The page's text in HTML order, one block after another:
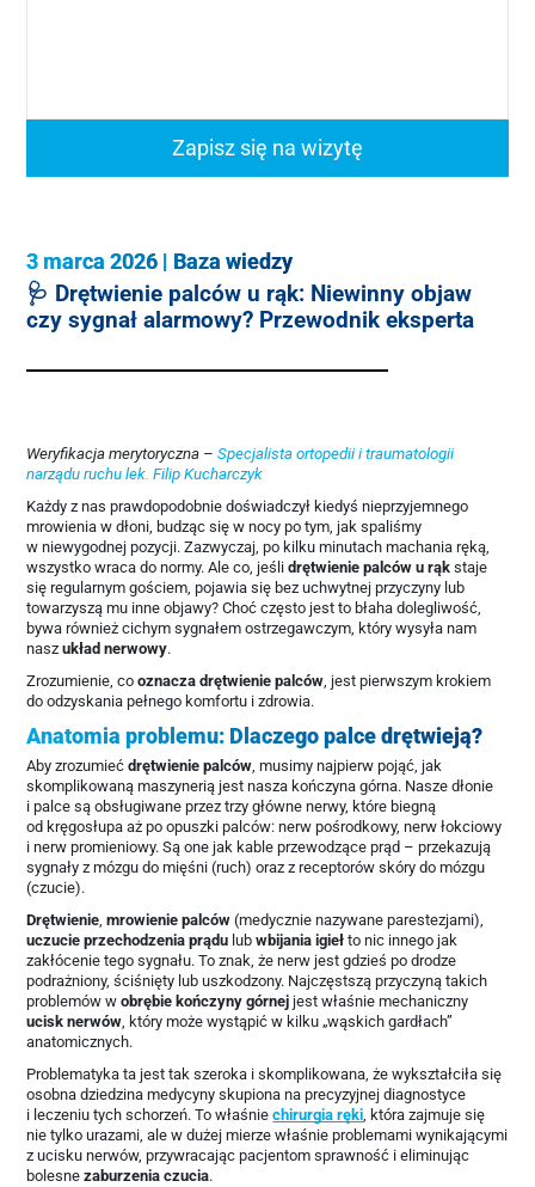
Zapisz się na wizytę
3 marca 2026 | Baza wiedzy
🩺 Drętwienie palców u rąk: Niewinny objaw
czy sygnał alarmowy? Przewodnik eksperta
Weryfikacja merytoryczna –Specjalista ortopedii i traumatologii
narządu ruchu lek. Filip Kucharczyk
Każdy z nas prawdopodobnie doświadczył kiedyś nieprzyjemnego
mrowienia w dłoni, budząc się w nocy po tym, jak spaliśmy
w niewygodnej pozycji. Zazwyczaj, po kilku minutach machania ręką,
wszystko wraca do normy. Ale co, jeślidrętwienie palców u rąk staje
się regularnym gościem, pojawia się bez uchwytnej przyczyny lub
towarzyszą mu inne objawy? Choć często jest to błaha dolegliwość,
bywa również cichym sygnałem ostrzegawczym, który wysyła nam
naszukład nerwowy.
Zrozumienie, cooznacza drętwienie palców, jest pierwszym krokiem
do odzyskania pełnego komfortu i zdrowia.
Anatomia problemu: Dlaczego palce drętwieją?
Aby zrozumiećdrętwienie palców, musimy najpierw pojąć, jak
skomplikowaną maszynerią jest nasza kończyna górna. Nasze dłonie
i palce są obsługiwane przez trzy główne nerwy, które biegną
od kręgosłupa aż po opuszki palców: nerw pośrodkowy, nerw łokciowy
i nerw promieniowy. Są one jak kable przewodzące prąd – przekazują
sygnały z mózgu do mięśni (ruch) oraz z receptorów skóry do mózgu
(czucie).
Drętwienie,mrowienie palców (medycznie nazywane parestezjami),
uczucie przechodzenia prądu lubwbijania igieł to nic innego jak
zakłócenie tego sygnału. To znak, że nerw jest gdzieś po drodze
podrażniony, ściśnięty lub uszkodzony. Najczęstszą przyczyną takich
problemów wobrębie kończyny górnej jest właśnie mechaniczny
ucisk nerwów, który może wystąpić w kilku „wąskich gardłach”
anatomicznych.
Problematyka ta jest tak szeroka i skomplikowana, że wykształciła się
osobna dziedzina medycyny skupiona na precyzyjnej diagnostyce
i leczeniu tych schorzeń. To właśnie chirurgia ręki, która zajmuje się
nie tylko urazami, ale w dużej mierze właśnie problemami wynikającymi
z ucisku nerwów, przywracając pacjentom sprawność i eliminując
bolesnezaburzenia czucia.